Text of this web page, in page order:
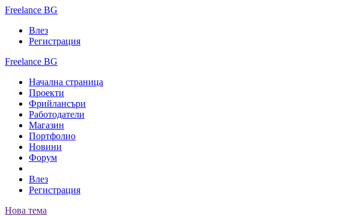
Freelance BG
Влез
Регистрация
Freelance BG
Начална страница
Проекти
Фрийлансъри
Работодатели
Магазин
Портфолио
Новини
Форум
Влез
Регистрация
Нова тема